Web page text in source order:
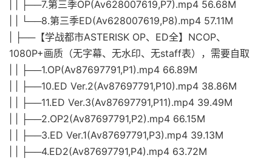
| | ├──7.第三季OP(Av628007619,P7).mp4 56.68M
| | └──8.第三季ED(Av628007619,P8).mp4 57.11M
| ├──【学战都市ASTERISK OP、ED全】NCOP、
1080P+画质（无字幕、无水印、无staff表），需要自取
| | ├──1.OP(Av87697791,P1).mp4 66.89M
| | ├──10.ED Ver.2(Av87697791,P10).mp4 38.86M
| | ├──11.ED Ver.3(Av87697791,P11).mp4 39.49M
| | ├──2.OP2(Av87697791,P2).mp4 66.15M
| | ├──3.ED Ver.1(Av87697791,P3).mp4 39.13M
| | ├──4.ED2(Av87697791,P4).mp4 63.72M